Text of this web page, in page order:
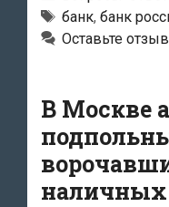
Метки
банк, банк
Оставьте
В Москве
наличных